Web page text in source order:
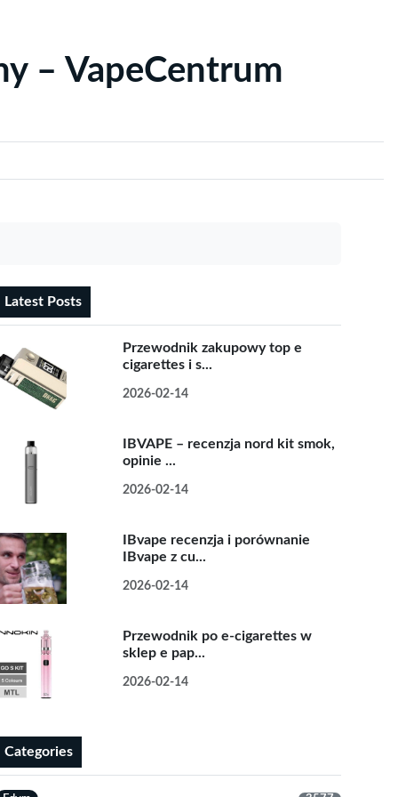
– VapeCentrum
Latest Posts
Przewodnik zakupowy top e
cigarettes i s...
2026-02-14
IBVAPE – recenzja nord kit smok,
opinie ...
2026-02-14
IBvape recenzja i porównanie
IBvape z cu...
2026-02-14
Przewodnik po e-cigarettes w
sklep e pap...
2026-02-14
Categories